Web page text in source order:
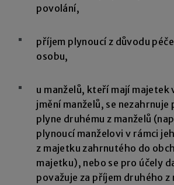
povolání,
příjem plynoucí z důvodu
osobu,
u manželů, kteří mají majetek
jmění manželů, se
plyne druhému z manželů
plynoucí manželovi v rámci
z majetku zahrnutého do
majetku), nebo se pro účely
považuje za příjem druhého z